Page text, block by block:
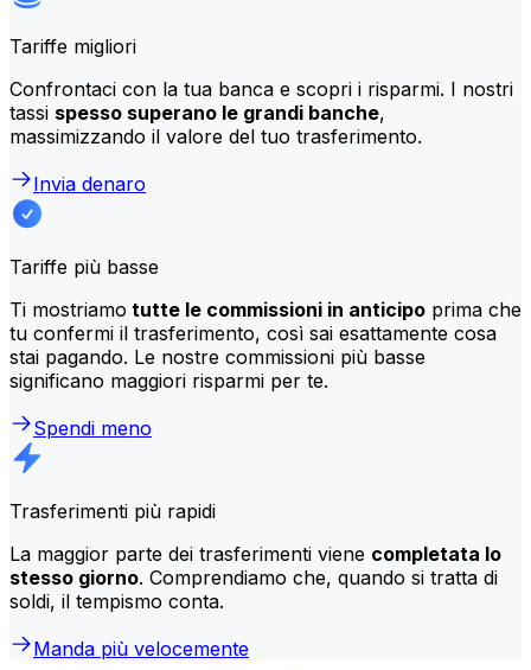
Tariffe migliori
Confrontaci con la tua banca e scopri i risparmi. I nostri
tassi spesso superano le grandi banche,
massimizzando il valore del tuo trasferimento.
Invia denaro
Tariffe più basse
Ti mostriamo tutte le commissioni in anticipo prima che
tu confermi il trasferimento, così sai esattamente cosa
stai pagando. Le nostre commissioni più basse
significano maggiori risparmi per te.
Spendi meno
Trasferimenti più rapidi
La maggior parte dei trasferimenti viene completata lo
stesso giorno. Comprendiamo che, quando si tratta di
soldi, il tempismo conta.
Manda più velocemente